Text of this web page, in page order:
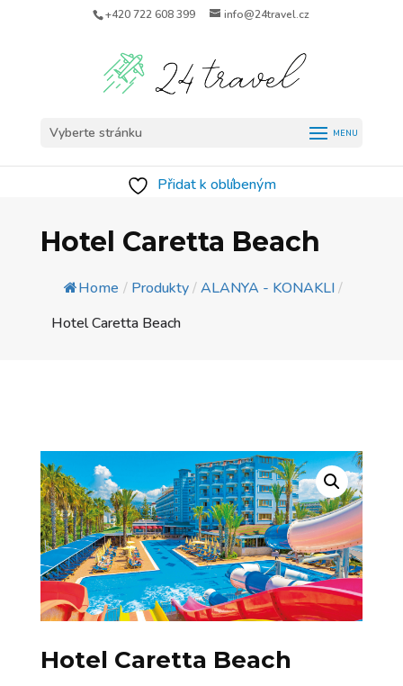
+420 722 608 399 info@24travel.cz
Vyberte stránku
Přidat k oblíbeným
Hotel Caretta Beach
Home / Produkty/ALANYA - KONAKLI/
Hotel Caretta Beach
Hotel Caretta Beach